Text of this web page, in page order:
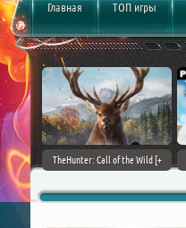
Главная ТОП игры
(2017)
TheHunter: Call of the Wild [+